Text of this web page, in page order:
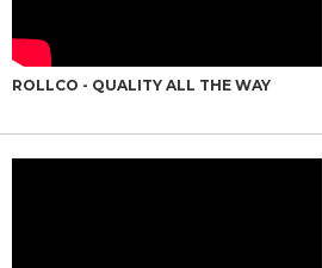
ROLLCO - QUALITY ALL THE WAY